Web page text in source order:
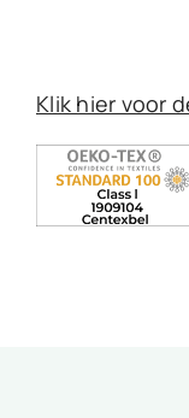
Klik hier voor